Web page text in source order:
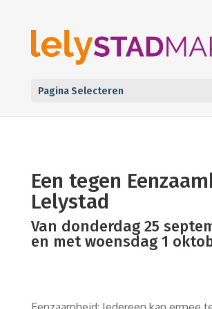
Pagina Selecteren
Een tegen
Lelystad
Van donderdag 25
en met woensdag 1